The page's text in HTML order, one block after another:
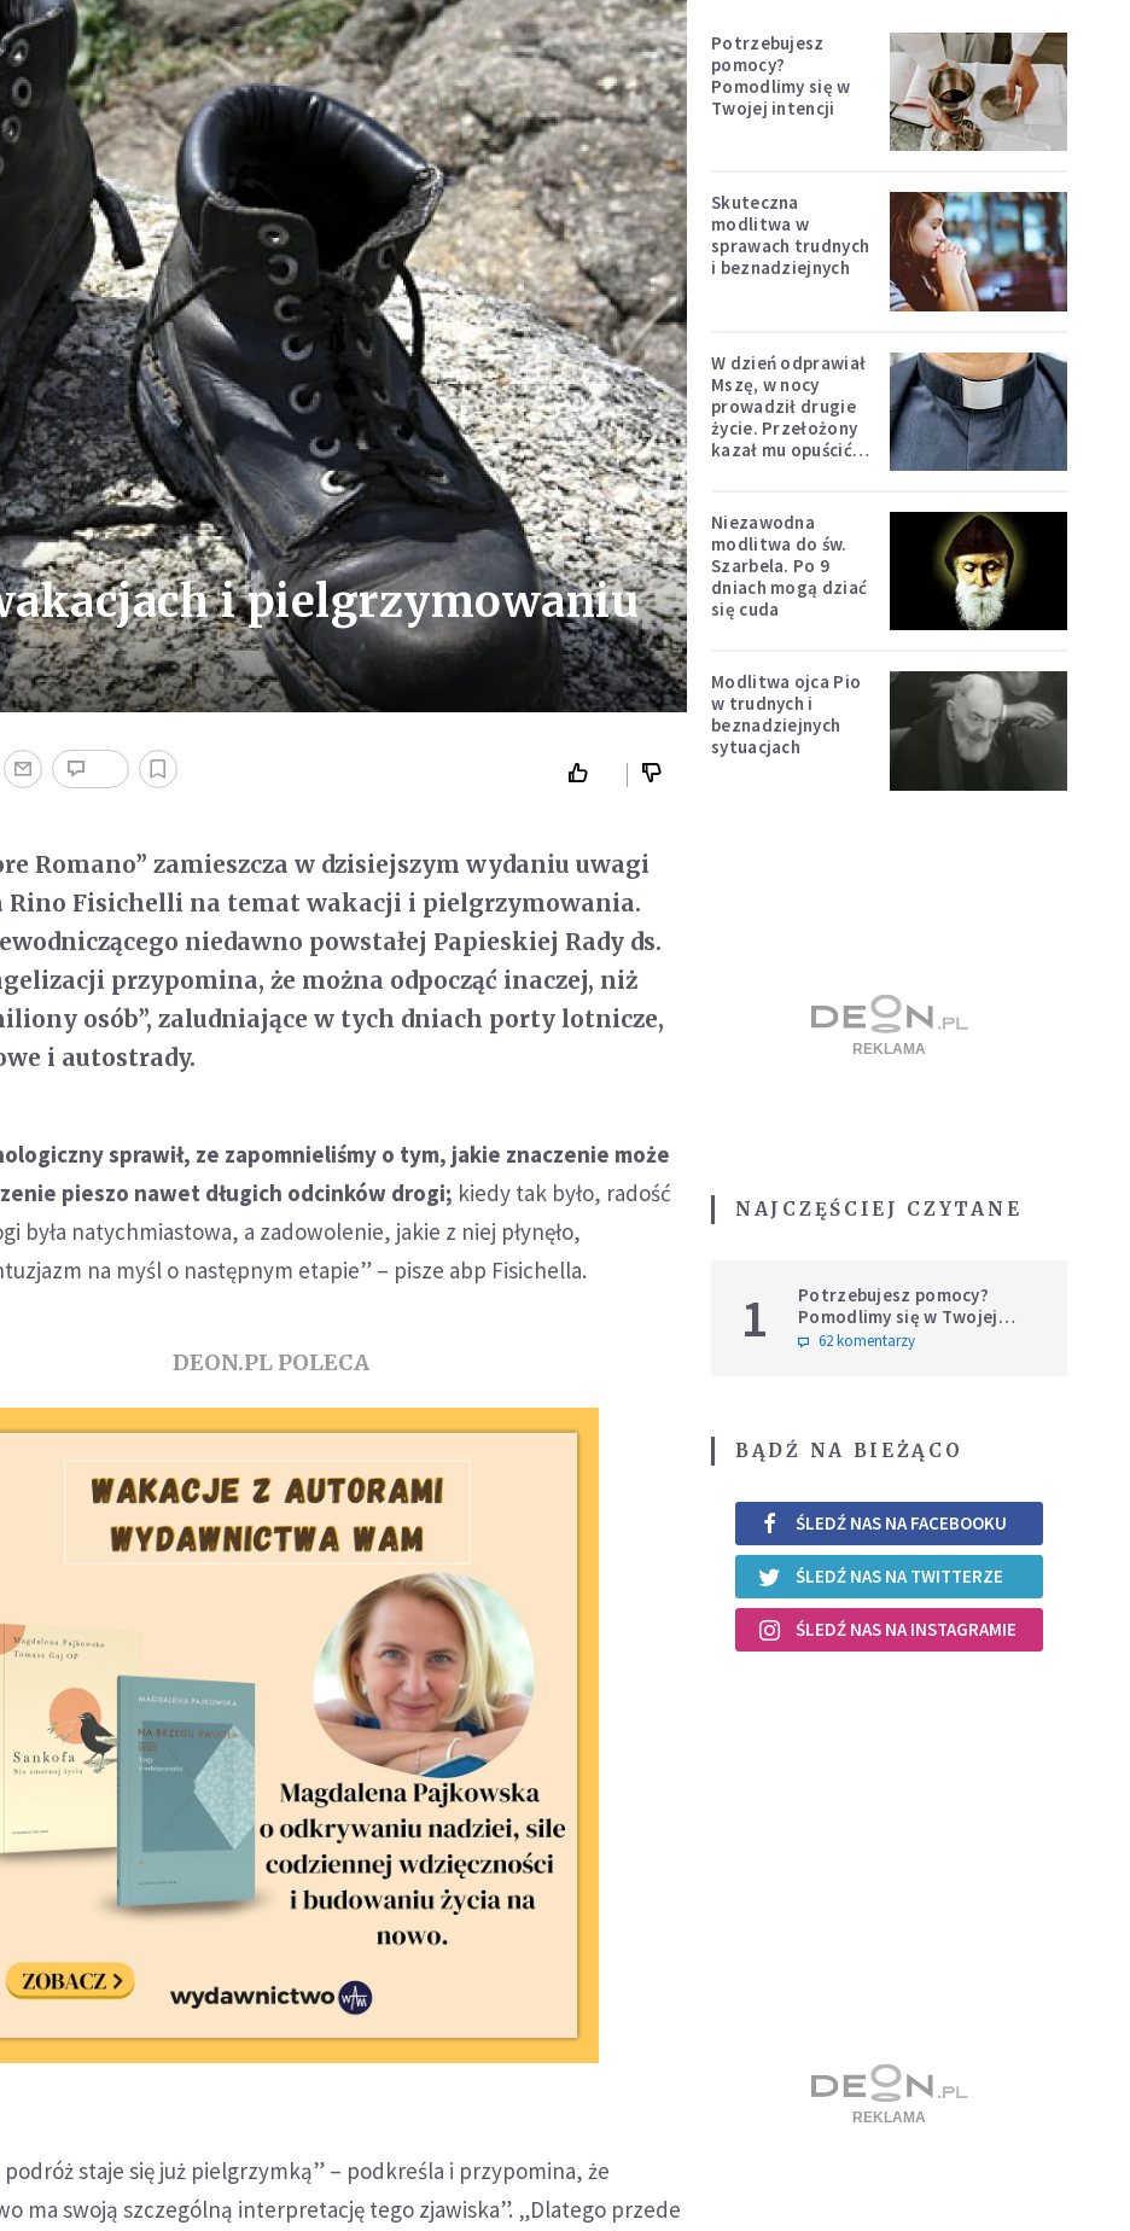
i pielgrzymowaniu
Romano” zamieszcza w dzisiejszym wydaniu uwagi
Rino Fisichelli na temat wakacji i pielgrzymowania.
niedawno powstałej Papieskiej Rady ds.
przypomina, że można odpocząć inaczej, niż
osób”, zaludniające w tych dniach porty lotnicze,
i autostrady.
sprawił, ze zapomnieliśmy o tym, jakie znaczenie może
pieszo nawet długich odcinków drogi; kiedy tak było, radość
była natychmiastowa, a zadowolenie, jakie z niej płynęło,
na myśl o następnym etapie” – pisze abp Fisichella.
DEON.PL POLECA
staje się już pielgrzymką” – podkreśla i przypomina, że
ma swoją szczególną interpretację tego zjawiska”. „Dlatego przede
Potrzebujesz
pomocy?
Pomodlimy się w
Twojej intencji
Skuteczna
modlitwa w
sprawach trudnych
i beznadziejnych
W dzień odprawiał
Mszę, w nocy
prowadził drugie
życie. Przełożony
kazał mu opuścić
Niezawodna
modlitwa do św.
Szarbela. Po 9
dniach mogą dziać
się cuda
Modlitwa ojca Pio
w trudnych i
beznadziejnych
sytuacjach
NAJCZĘŚCIEJ CZYTANE
1
Potrzebujesz pomocy?
Pomodlimy się w Twojej
intencji
62 komentarzy
BĄDŹ NA BIEŻĄCO
ŚLEDŹ NAS NA FACEBOOKU
ŚLEDŹ NAS NA TWITTERZE
ŚLEDŹ NAS NA INSTAGRAMIE